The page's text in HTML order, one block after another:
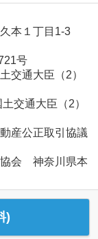
本１丁目1-3
号
交通大臣（2）
交通大臣（2）
産公正取引協議
協会 神奈川県本
)